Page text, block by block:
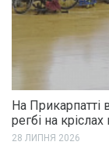
На Прикарпатті
регбі на кріслах
28 ЛИПНЯ 2026